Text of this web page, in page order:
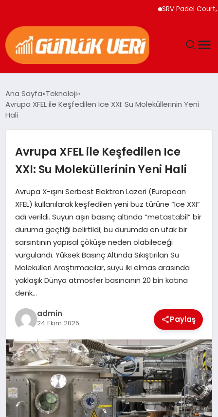
SRV Padel Court,
GÜNDEM
GENEL
TEKNOLOJI
Ana Sayfa Teknoloji
Avrupa XFEL ile Keşfedilen Ice XXI: Su Moleküllerinin Yeni
Hali
Avrupa XFEL ile Keşfedilen Ice
XXI: Su Moleküllerinin Yeni Hali
Avrupa X-ışını Serbest Elektron Lazeri (European
XFEL) kullanılarak keşfedilen yeni buz türüne “Ice XXI”
adı verildi. Suyun aşırı basınç altında “metastabil” bir
duruma geçtiği belirtildi; bu durumda en ufak bir
sarsıntının yapısal çöküşe neden olabileceği
vurgulandı. Yüksek Basınç Altında Sıkıştırılan Su
Molekülleri Araştırmacılar, suyu iki elmas arasında
yaklaşık Dünya atmosfer basıncının 20 bin katına
denk…
admin
24 Ekim 2025 Paylaş